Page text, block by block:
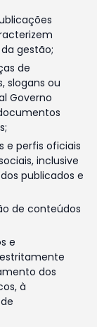
gestão;
de
slogans ou
Governo
e perfis oficiais
inclusive
publicados e
de conteúdos
e
dos
à